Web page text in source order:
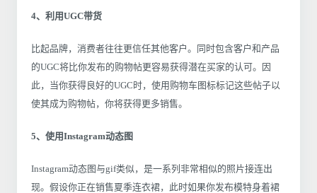
4、利用UGC带货
比起品牌，消费者往往更信任其他客户。同时包含客户和产品
的UGC将比你发布的购物帖更容易获得潜在买家的认可。因
此，当你获得良好的UGC时，使用购物车图标标记这些帖子以
使其成为购物帖，你将获得更多销售。
5、使用Instagram动态图
Instagram动态图与gif类似，是一系列非常相似的照片接连出
现。假设你正在销售夏季连衣裙，此时如果你发布模特身着裙